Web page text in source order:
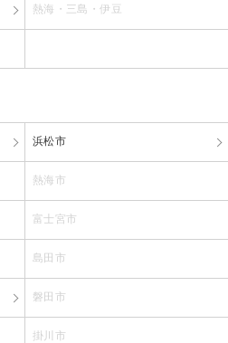
熱海・三島・伊豆
浜松市
熱海市
富士宮市
島田市
磐田市
掛川市